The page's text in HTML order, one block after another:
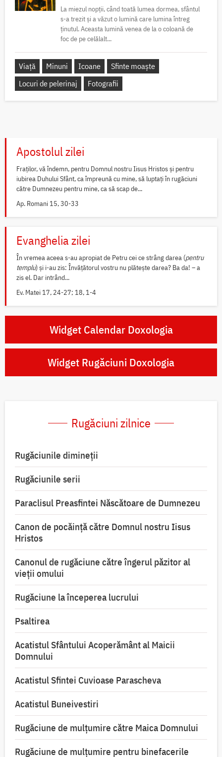
La miezul nopții, când toată lumea dormea, sfântul
s-a trezit și a văzut o lumină care lumina întreg
ținutul. Aceasta lumină venea de la o coloană de
foc de pe celălalt...
Viață Minuni Icoane
Sfinte moaște
Locuri de pelerinaj
Fotografii
Apostolul zilei
Fraților, vă îndemn, pentru Domnul nostru Iisus Hristos și pentru
iubirea Duhului Sfânt, ca împreună cu mine, să luptați în rugăciuni
către Dumnezeu pentru mine, ca să scap de...
Ap. Romani 15, 30-33
Evanghelia zilei
În vremea aceea s-au apropiat de Petru cei ce strâng darea (pentru
templu) și i-au zis: Învățătorul vostru nu plătește darea? Ba da! – a
zis el. Dar intrând...
Ev. Matei 17, 24-27; 18, 1-4
Widget Calendar Doxologia
Widget Rugăciuni Doxologia
Rugăciuni zilnice
Rugăciunile dimineții
Rugăciunile serii
Paraclisul Preasfintei Născătoare de Dumnezeu
Canon de pocăință către Domnul nostru Iisus
Hristos
Canonul de rugăciune către îngerul păzitor al
vieții omului
Rugăciune la începerea lucrului
Psaltirea
Acatistul Sfântului Acoperământ al Maicii
Domnului
Acatistul Sfintei Cuvioase Parascheva
Acatistul Buneivestiri
Rugăciune de mulţumire către Maica Domnului
Rugăciune de mulțumire pentru binefacerile